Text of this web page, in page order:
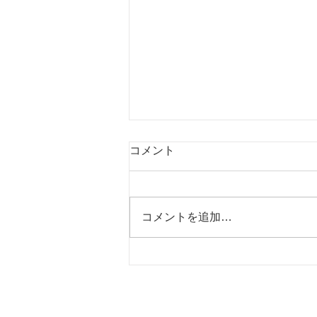
コメント
コメントを追加…